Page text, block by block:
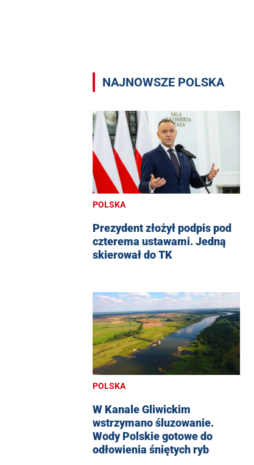
NAJNOWSZE POLSKA
POLSKA
Prezydent złożył podpis pod
czterema ustawami. Jedną
skierował do TK
POLSKA
W Kanale Gliwickim
wstrzymano śluzowanie.
Wody Polskie gotowe do
odłowienia śniętych ryb